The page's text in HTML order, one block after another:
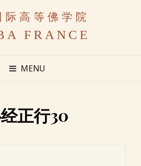
际高等佛学院
FRANCE
MENU
正行30